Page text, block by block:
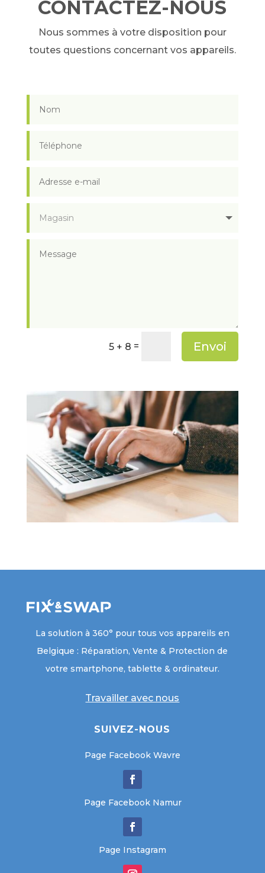
CONTACTEZ-NOUS
Nous sommes à votre disposition pour
toutes questions concernant vos appareils.
5 + 8 = Envoi
La solution à 360° pour tous vos appareils en
Belgique : Réparation, Vente & Protection de
votre smartphone, tablette & ordinateur.
Travailler avec nous
SUIVEZ-NOUS
Page Facebook Wavre
Page Facebook Namur
Page Instagram